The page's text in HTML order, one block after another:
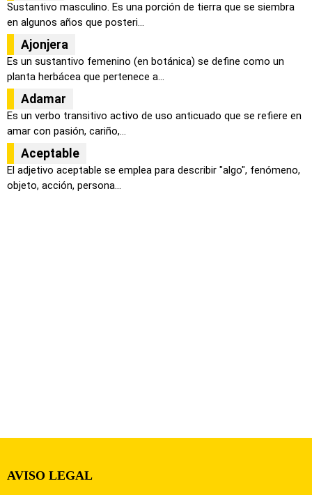
Sustantivo masculino. Es una porción de tierra que se siembra
en algunos años que posteri...
Ajonjera
Es un sustantivo femenino (en botánica) se define como un
planta herbácea que pertenece a...
Adamar
Es un verbo transitivo activo de uso anticuado que se refiere en
amar con pasión, cariño,...
Aceptable
El adjetivo aceptable se emplea para describir "algo", fenómeno,
objeto, acción, persona...
AVISO LEGAL